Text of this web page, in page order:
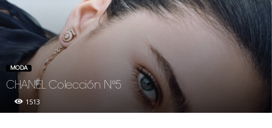
MODA
CHANEL Colección N°5
1513